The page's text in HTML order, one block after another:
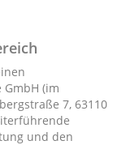
(im
7, 63110
und den